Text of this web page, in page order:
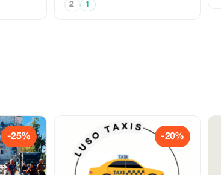
2 1
-25% -20%